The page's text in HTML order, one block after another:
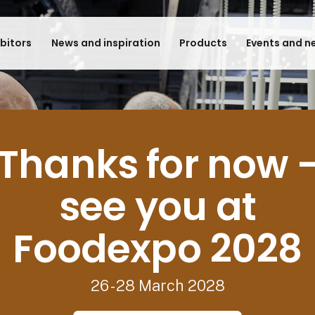
News and inspiration Products Events and
for now -
see you at
Foodexpo 2028
26 - 28 March 2028